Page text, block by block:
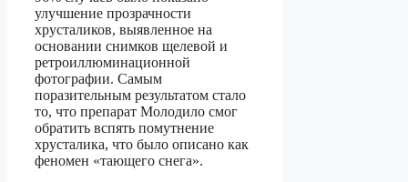
улучшение прозрачности
хрусталиков, выявленное на
основании снимков щелевой и
ретроиллюминационной
фотографии. Самым
поразительным результатом стало
то, что препарат Молодило смог
обратить вспять помутнение
хрусталика, что было описано как
феномен «тающего снега».